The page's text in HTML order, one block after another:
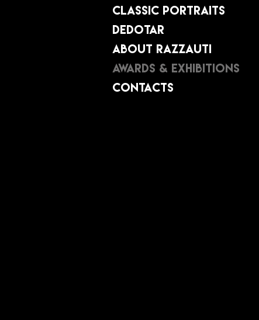
Classic Portraits
Dedotar
About Razzauti
Awards & Exhibitions
Contacts